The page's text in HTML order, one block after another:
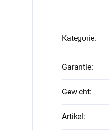
Kategorie:
Garantie:
Gewicht:
Artikel: